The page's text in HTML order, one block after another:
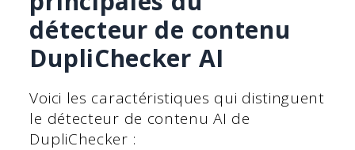
détecteur de contenu
DupliChecker AI
Voici les caractéristiques qui distinguent
le détecteur de contenu AI de
DupliChecker :